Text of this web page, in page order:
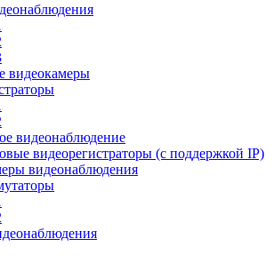
видеокамеры
видеонаблюдение
видеорегистраторы (с поддержкой IP)
видеонаблюдения